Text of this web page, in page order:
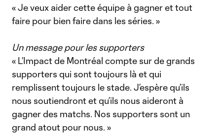
« Je veux aider cette équipe à gagner et tout
faire pour bien faire dans les séries. »
Un message pour les supporters
« L’Impact de Montréal compte sur de grands
supporters qui sont toujours là et qui
remplissent toujours le stade. J’espère qu’ils
nous soutiendront et qu’ils nous aideront à
gagner des matchs. Nos supporters sont un
grand atout pour nous. »